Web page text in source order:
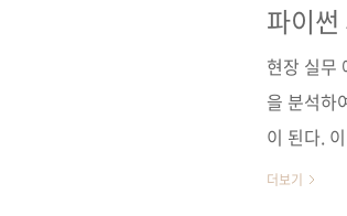
러분을 이
는 도구들(
파이썬
현장 실무
을 분석하
이 된다.
시계열 데
더보기